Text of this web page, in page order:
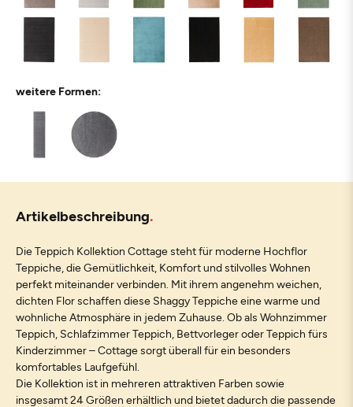
weitere Formen:
Artikelbeschreibung
Die Teppich Kollektion Cottage steht für moderne Hochflor
Teppiche, die Gemütlichkeit, Komfort und stilvolles Wohnen
perfekt miteinander verbinden. Mit ihrem angenehm weichen,
dichten Flor schaffen diese Shaggy Teppiche eine warme und
wohnliche Atmosphäre in jedem Zuhause. Ob als Wohnzimmer
Teppich, Schlafzimmer Teppich, Bettvorleger oder Teppich fürs
Kinderzimmer – Cottage sorgt überall für ein besonders
komfortables Laufgefühl.
Die Kollektion ist in mehreren attraktiven Farben sowie
insgesamt 24 Größen erhältlich und bietet dadurch die passende